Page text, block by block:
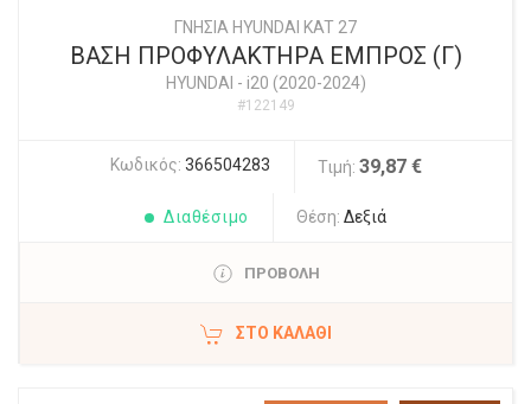
ΓΝΗΣΙΑ HYUNDAI KAT 27
ΒΑΣΗ ΠΡΟΦΥΛΑΚΤΗΡΑ ΕΜΠΡΟΣ (Γ)
HYUNDAI - i20 (2020-2024)
#122149
Κωδικός: 366504283 Τιμή: 39,87 €
Διαθέσιμο Θέση: Δεξιά
ΠΡΟΒΟΛΗ
ΣΤΟ ΚΑΛΆΘΙ